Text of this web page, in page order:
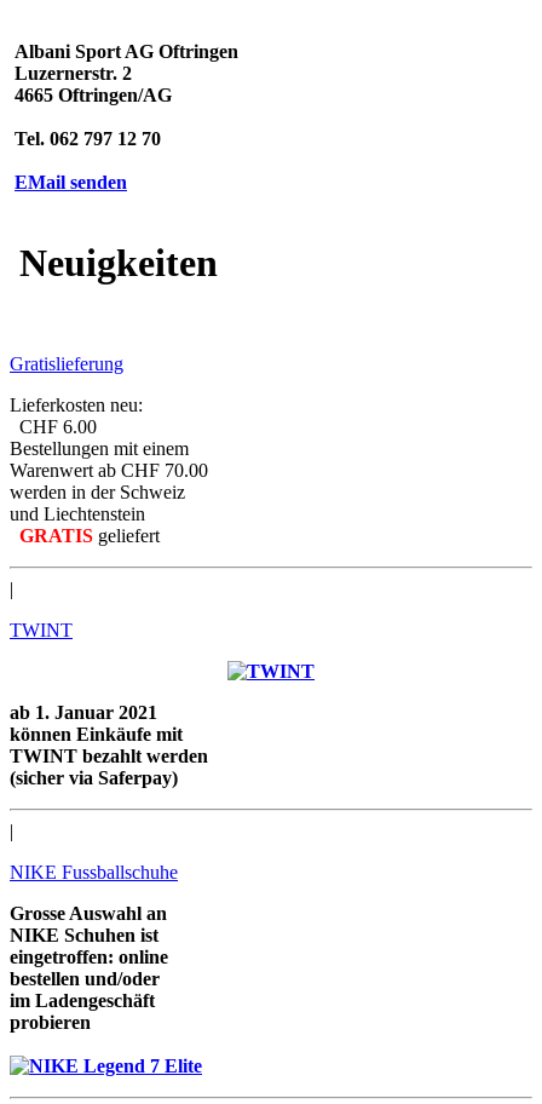
Albani Sport AG Oftringen
Luzernerstr. 2
4665 Oftringen/AG
Tel. 062 797 12 70
EMail senden
Neuigkeiten
Gratislieferung
Lieferkosten neu:
CHF 6.00
Bestellungen mit einem
Warenwert ab CHF 70.00
werden in der Schweiz
und Liechtenstein
GRATIS geliefert
|
TWINT
ab 1. Januar 2021
können Einkäufe mit
TWINT bezahlt werden
(sicher via Saferpay)
|
NIKE Fussballschuhe
Grosse Auswahl an
NIKE Schuhen ist
eingetroffen: online
bestellen und/oder
im Ladengeschäft
probieren